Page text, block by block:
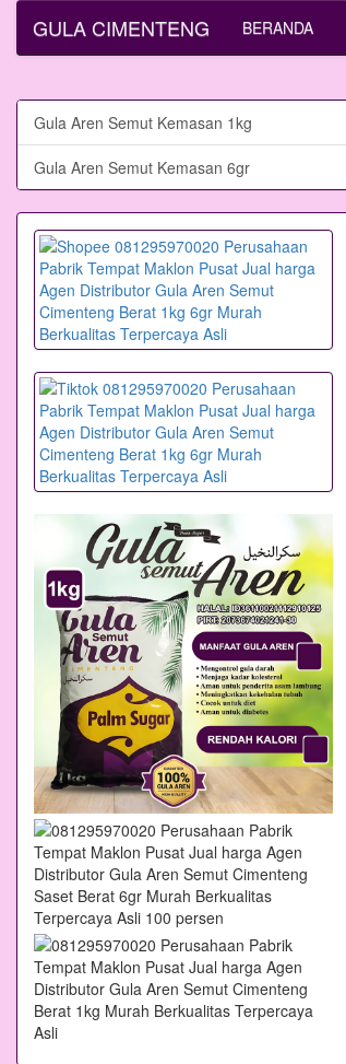
GULA CIMENTENG BERANDA
Gula Aren Semut Kemasan 1kg
Gula Aren Semut Kemasan 6gr